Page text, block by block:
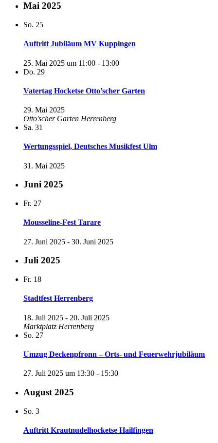
Mai 2025
So. 25
Auftritt Jubiläum MV Kuppingen
25. Mai 2025 um 11:00 - 13:00
Do. 29
Vatertag Hocketse Otto’scher Garten
29. Mai 2025
Otto'scher Garten Herrenberg
Sa. 31
Wertungsspiel, Deutsches Musikfest Ulm
31. Mai 2025
Juni 2025
Fr. 27
Mousseline-Fest Tarare
27. Juni 2025 - 30. Juni 2025
Juli 2025
Fr. 18
Stadtfest Herrenberg
18. Juli 2025 - 20. Juli 2025
Marktplatz Herrenberg
So. 27
Umzug Deckenpfronn – Orts- und Feuerwehrjubiläum
27. Juli 2025 um 13:30 - 15:30
August 2025
So. 3
Auftritt Krautnudelhocketse Hailfingen